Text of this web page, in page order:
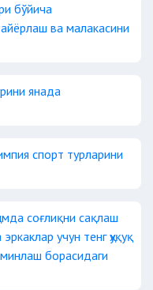
бўйича
ва малакасини
янада
спорт турларини
соғлиқни сақлаш
учун тенг ҳуқуқ
борасидаги